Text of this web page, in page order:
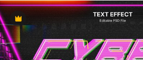
Premium